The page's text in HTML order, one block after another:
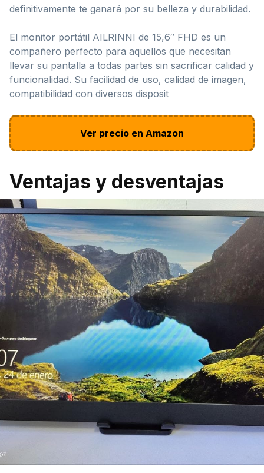
definitivamente te ganará por su belleza y durabilidad.
El monitor portátil AILRINNI de 15,6″ FHD es un
compañero perfecto para aquellos que necesitan
llevar su pantalla a todas partes sin sacrificar calidad y
funcionalidad. Su facilidad de uso, calidad de imagen,
compatibilidad con diversos disposit
Ver precio en Amazon
Ventajas y desventajas